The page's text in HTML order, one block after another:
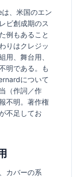
、米国のエン
ビ創成期のス
例もあること
りはクレジッ
用、舞台用、
明である。も
について
（作詞／作
不明。著作権
不足してお
カバーの系